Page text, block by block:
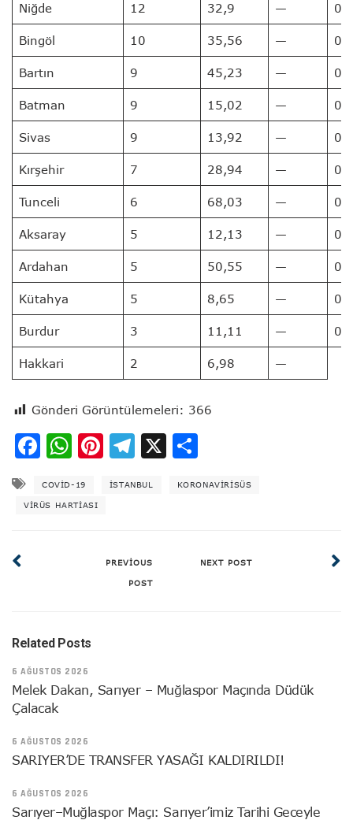
Niğde 12 32,9 — 0
Bingöl 10 35,56 — 0
Bartın 9 45,23 — 0
Batman 9 15,02 — 0
Sivas 9 13,92 — 0
Kırşehir 7 28,94 — 0
Tunceli 6 68,03 — 0
Aksaray 5 12,13 — 0
Ardahan 5 50,55 — 0
Kütahya 5 8,65 — 0
Burdur 3 11,11 — 0
Hakkari 2 6,98 —
Gönderi Görüntülemeleri: 366
Facebook
WhatsApp
Pinterest
Telegram
X
COVID-19 ISTANBUL KORONAVİRİSÜS
VIRÜS HARTIASI
PREVIOUS
POST
NEXT POST
Related Posts
6 AĞUSTOS 2026
Melek Dakan, Sarıyer – Muğlaspor Maçında Düdük
Çalacak
6 AĞUSTOS 2026
SARIYER’DE TRANSFER YASAĞI KALDIRILDI!
6 AĞUSTOS 2026
Sarıyer–Muğlaspor Maçı: Sarıyer’imiz Tarihi Geceyle